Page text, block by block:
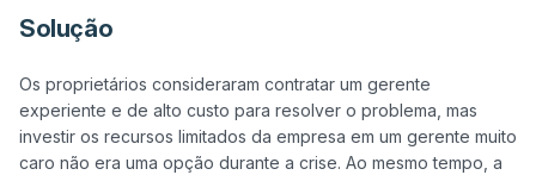
Solução
Os proprietários consideraram contratar um gerente
experiente e de alto custo para resolver o problema, mas
investir os recursos limitados da empresa em um gerente muito
caro não era uma opção durante a crise. Ao mesmo tempo, a